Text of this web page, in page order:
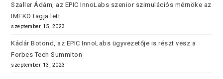
Szaller Ádám, az EPIC InnoLabs szenior szimulációs mérnöke az
IMEKO tagja lett
szeptember 15, 2023
Kádár Botond, az EPIC InnoLabs ügyvezetője is részt vesz a
Forbes Tech Summiton
szeptember 13, 2023